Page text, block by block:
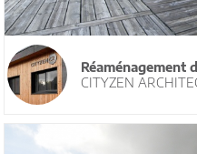
Réaménagement
CITYZEN